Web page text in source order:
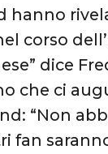
hanno
corso
dice
che ci
“Non
fan